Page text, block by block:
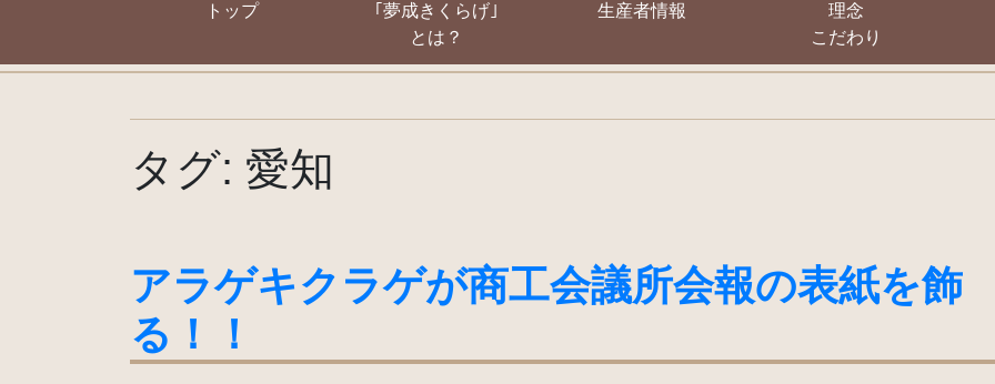
トップ
｢夢成きくらげ｣
とは？
生産者情報
理念
こだわり
タグ: 愛知
アラゲキクラゲが商工会議所会報の表紙を飾
る！！